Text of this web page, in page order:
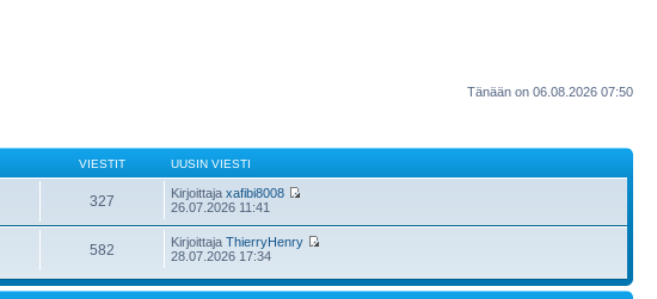
Tänään on 06.08.2026 07:50
VIESTIT UUSIN VIESTI
327 Kirjoittajaxafibi8008
26.07.2026 11:41
582 KirjoittajaThierryHenry
28.07.2026 17:34